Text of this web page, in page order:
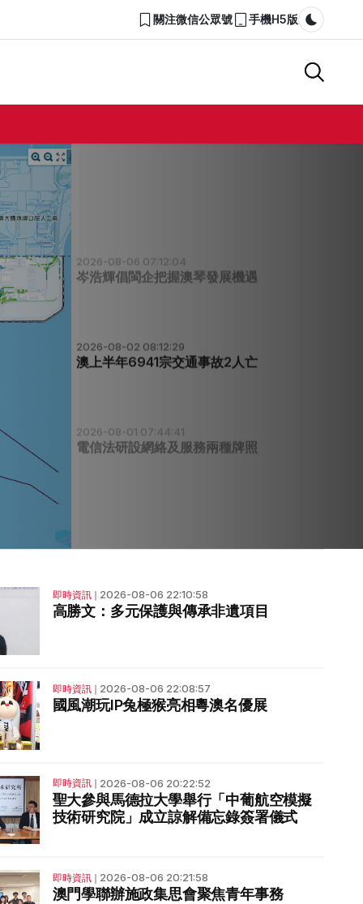
關注微信公眾號 手機H5版
Dark
優化經屋申請審查加快居民上樓
2026-08-06 07:12:04
岑浩輝倡閩企把握澳琴發展機遇
2026-08-02 08:12:29
澳上半年6941宗交通事故2人亡
2026-08-01 07:44:41
電信法研設網絡及服務兩種牌照
即時資訊❘ 2026-08-06 22:10:58
高勝文：多元保護與傳承非遺項目
即時資訊❘ 2026-08-06 22:08:57
國風潮玩IP兔極猴亮相粵澳名優展
即時資訊❘ 2026-08-06 20:22:52
聖大參與馬德拉大學舉行「中葡航空模擬
技術研究院」成立諒解備忘錄簽署儀式
即時資訊❘ 2026-08-06 20:21:58
澳門學聯辦施政集思會聚焦青年事務